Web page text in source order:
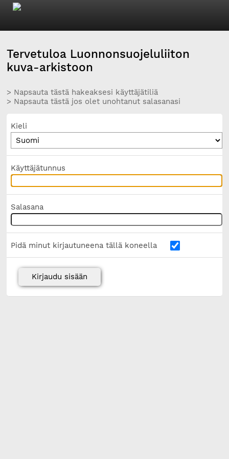
Tervetuloa Luonnonsuojeluliiton
kuva-arkistoon
> Napsauta tästä hakeaksesi käyttäjätiliä
> Napsauta tästä jos olet unohtanut salasanasi
Kieli
Käyttäjätunnus
Salasana
Pidä minut kirjautuneena tällä koneella